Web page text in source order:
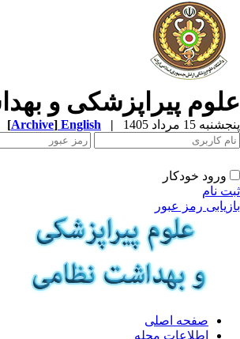
علوم پیراپزشکی و
پنجشنبه 15 مرداد 1405 |
English
[Archive]
ورود خودکار
ثبت نام
بازیابی رمز عبور
صفحه اصلی
اطلاعات مجله